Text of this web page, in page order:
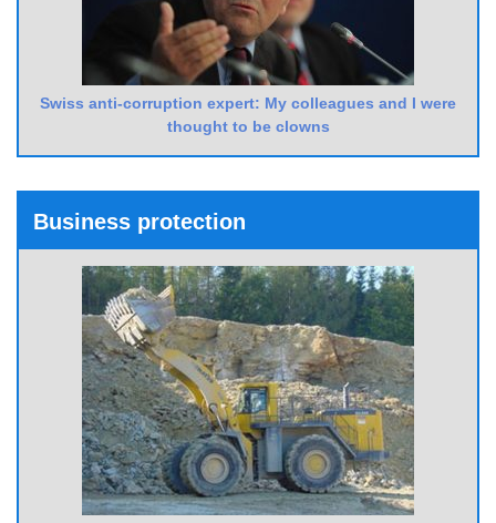
Swiss anti-corruption expert: My colleagues and I were
thought to be clowns
Business protection